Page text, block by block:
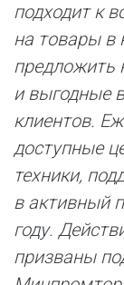
подходит к
на товары в
предложить
и выгодные
клиентов.
доступные
техники,
в активный
году.
призваны